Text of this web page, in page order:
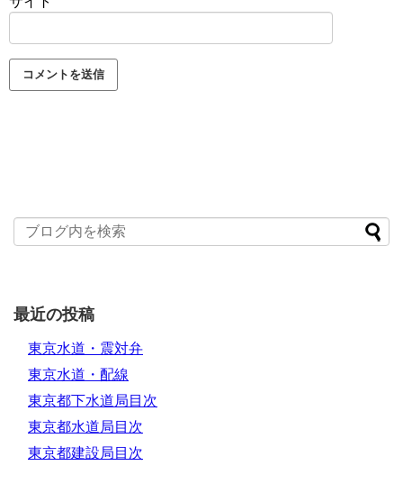
最近の投稿
東京水道・震対弁
東京水道・配線
東京都下水道局目次
東京都水道局目次
東京都建設局目次